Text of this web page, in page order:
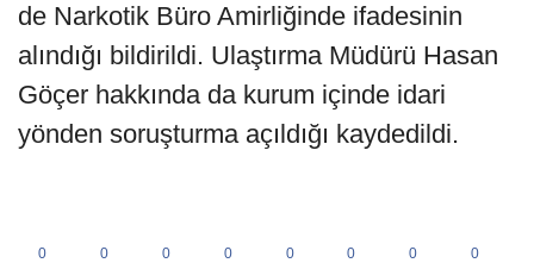
de Narkotik Büro Amirliğinde ifadesinin
alındığı bildirildi. Ulaştırma Müdürü Hasan
Göçer hakkında da kurum içinde idari
yönden soruşturma açıldığı kaydedildi.